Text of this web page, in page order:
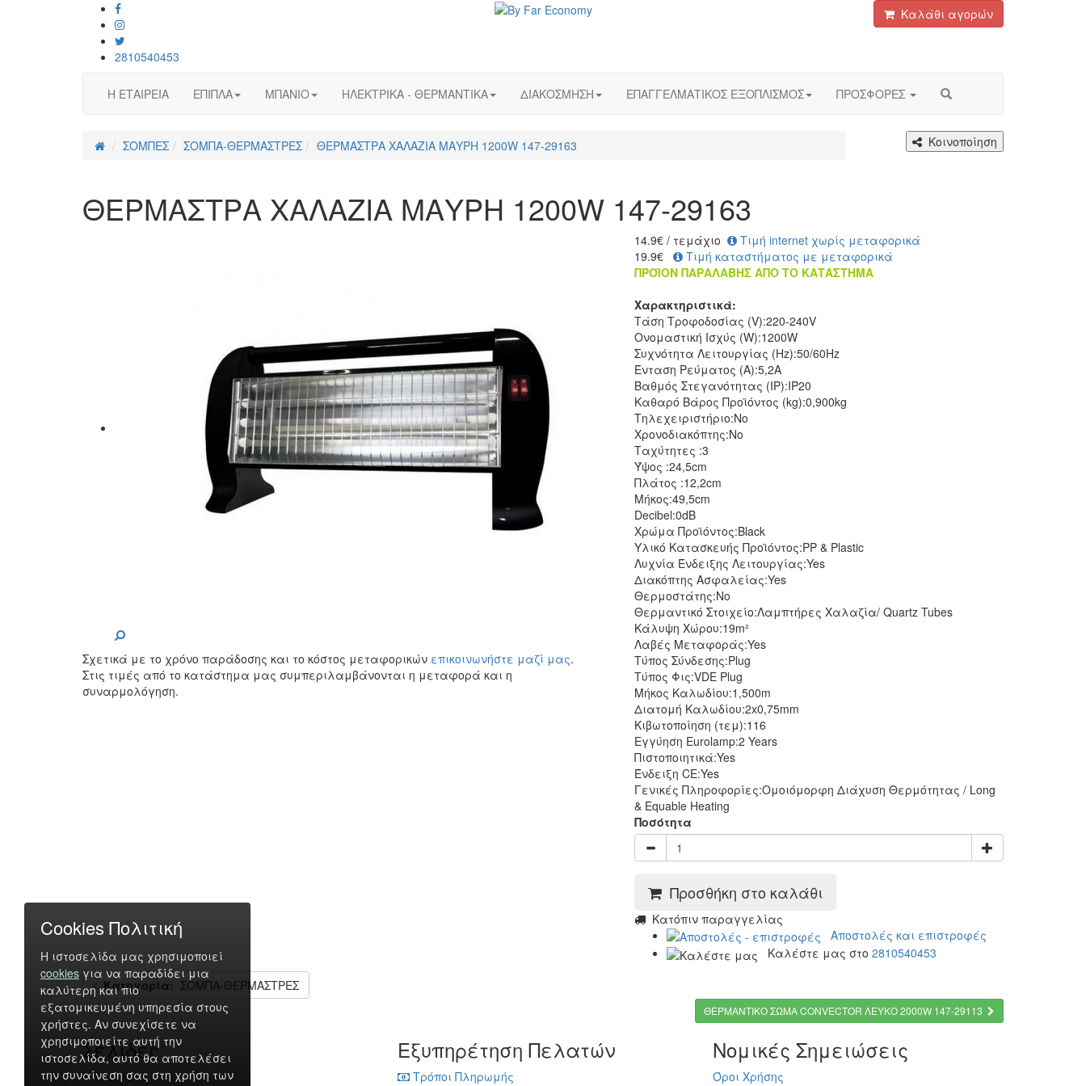
2810540453
Καλάθι αγορών
Η ΕΤΑΙΡΕΙΑ ΕΠΙΠΛΑ ΜΠΑΝΙΟ ΗΛΕΚΤΡΙΚΑ - ΘΕΡΜΑΝΤΙΚΑ ΔΙΑΚΟΣΜΗΣΗ ΕΠΑΓΓΕΛΜΑΤΙΚΟΣ ΕΞΟΠΛΙΣΜΟΣ ΠΡΟΣΦΟΡΕΣ
ΣΟΜΠΕΣ ΣΟΜΠΑ-ΘΕΡΜΑΣΤΡΕΣ ΘΕΡΜΑΣΤΡΑ ΧΑΛΑΖΙΑ ΜΑΥΡΗ 1200W 147-29163 Κοινοποίηση
ΘΕΡΜΑΣΤΡΑ ΧΑΛΑΖΙΑ ΜΑΥΡΗ 1200W 147-29163
Σχετικά με το χρόνο παράδοσης και το κόστος μεταφορικών επικοινωνήστε μαζί μας.
Στις τιμές από το κατάστημα μας συμπεριλαμβάνονται η μεταφορά και η
συναρμολόγηση.
14.9€ / τεμάχιο
Τιμή internet χωρίς μεταφορικά
19.9€
Τιμή καταστήματος με μεταφορικά
ΠΡΟΪΟΝ ΠΑΡΑΛΑΒΗΣ ΑΠΟ ΤΟ ΚΑΤΑΣΤΗΜΑ
Χαρακτηριστικά:
Τάση Τροφοδοσίας (V):220-240V
Ονομαστική Ισχύς (W):1200W
Συχνότητα Λειτουργίας (Hz):50/60Hz
Ένταση Ρεύματος (Α):5,2A
Βαθμός Στεγανότητας (IP):IP20
Καθαρό Βάρος Προϊόντος (kg):0,900kg
Τηλεχειριστήριο:No
Χρονοδιακόπτης:No
Tαχύτητες :3
Ύψος :24,5cm
Πλάτος :12,2cm
Μήκος:49,5cm
Decibel:0dB
Χρώμα Προϊόντος:Black
Υλικό Κατασκευής Προϊόντος:PP & Plastic
Λυχνία Ένδειξης Λειτουργίας:Yes
Διακόπτης Ασφαλείας:Yes
Θερμοστάτης:No
Θερμαντικό Στοιχείο:Λαμπτήρες Χαλαζία/ Quartz Tubes
Kάλυψη Χώρου:19m²
Λαβές Μεταφοράς:Yes
Τύπος Σύνδεσης:Plug
Tύπος Φις:VDE Plug
Μήκος Καλωδίου:1,500m
Διατομή Καλωδίου:2x0,75mm
Κιβωτοποίηση (τεμ):116
Εγγύηση Eurolamp:2 Years
Πιστοποιητικά:Yes
Ένδειξη CE:Yes
Γενικές Πληροφορίες:Ομοιόμορφη Διάχυση Θερμότητας / Long
& Equable Heating
Ποσότητα
Προσθήκη στο καλάθι
Kατόπιν παραγγελίας
Αποστολές και επιστροφές
Καλέστε μας στο 2810540453
Κατηγορία: ΣΟΜΠΑ-ΘΕΡΜΑΣΤΡΕΣ
ΘΕΡΜΑΝΤΙΚΟ ΣΩΜΑ CONVECTOR ΛΕΥΚΟ 2000W 147-29113
Σελίδες
Η Εταιρεία
Εξυπηρέτηση Πελατών
Τρόποι Πληρωμής
Νομικές Σημειώσεις
Όροι Χρήσης
Cookies Πολιτική
Η ιστοσελίδα μας χρησιμοποιεί
cookies για να παραδίδει μια
καλύτερη και πιο
εξατομικευμένη υπηρεσία στους
χρήστες. Αν συνεχίσετε να
χρησιμοποιείτε αυτή την
ιστοσελίδα, αυτό θα αποτελέσει
την συναίνεση σας στη χρήση των